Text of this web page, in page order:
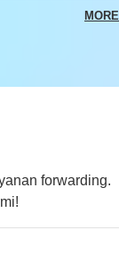
MORE
forwarding.